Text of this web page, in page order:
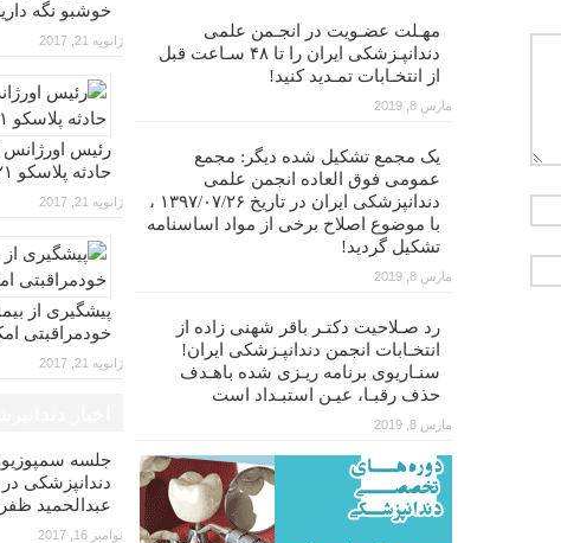
مهـلت عضـویت در انجـمن علمی
دندانپـزشکی ایران را تا ۴۸ سـاعت قبل
از انتخـابات تمـدید کنید!
مارس 8, 2019
یک مجمع تشکیل شده دیگر: مجمع
عمومی فوق العاده انجمن علمی
دندانپزشکی ایران در تاریخ ۱۳۹۷/۰۷/۲۶ ،
با موضوع اصلاح برخی از مواد اساسنامه
تشکیل گردید!
مارس 8, 2019
رد صـلاحیت دکتـر باقر شهنی زاده از
انتخـابات انجمن دندانپـزشکی ایران!
سنـاریوی برنامه ریـزی شده باهـدف
حذف رقبـا، عیـن استبـداد است
مارس 8, 2019
خوشبو نگه
ژانویه 21, 2017
رئیس
حادثه پلاسکو ۱۲۱ نفر است
ژانویه 21, 2017
پیشگیری از
خودمراقبتی
ژانویه 21, 2017
جلسه
دندانپزشکی
عبدالحمید
نوامبر 16, 2017